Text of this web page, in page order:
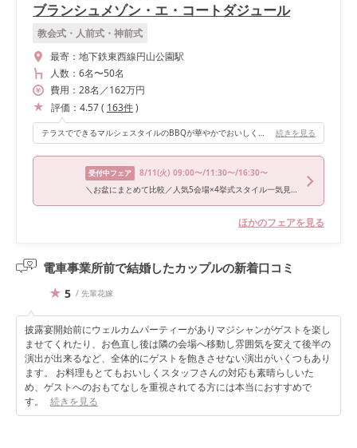
ブランシュメゾン・エ・コートダジュール
教会式・人前式・神前式
最寄： 地下鉄東西線円山公園駅
人数： 6名〜50名
費用： 28名 ／162万円
評価： 4.57( 163件)
テラスでできるマルシェスタイルのBBQが華やかでおいしくて最高でした！青空と緑、おいしそうな食事、そしてゲストに囲まれて、写真を見返しても本当に楽しかったなと思います。 続きを見る
受付中フェア 8/11(火) 09:00〜/11:30〜/16:30〜
＼お盆にまとめて比較／人気5会場×4挙式スタイル一気見ツアー
ほかのフェアを見る
電車事業所前で結婚したカップルの新着口コミ
5 / 先輩花嫁
披露宴開始前にウェルカムパーティーがありマジシャンがゲストを楽し
ませてくれたり、お色直し後は隣の会場へ移動し雰囲気を変えて後半の
演出が出来るなど、全体的にゲストを飽きさせない演出がいくつもあり
ます。 お料理もとてもおいしくスタッフさんの対応も素晴らしいた
め、ゲストへのおもてなしを重視されてる方には本当におすすめで
す。
続きを見る